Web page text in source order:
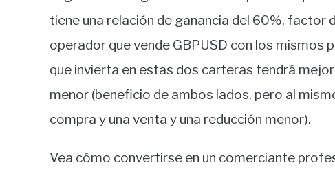
tiene una relación de ganancia del 60%, factor
operador que vende GBPUSD con los
que invierta en estas dos carteras tendrá
menor (beneficio de ambos lados, pero al
compra y una venta y una reducción menor).
Vea cómo convertirse en un comerciante